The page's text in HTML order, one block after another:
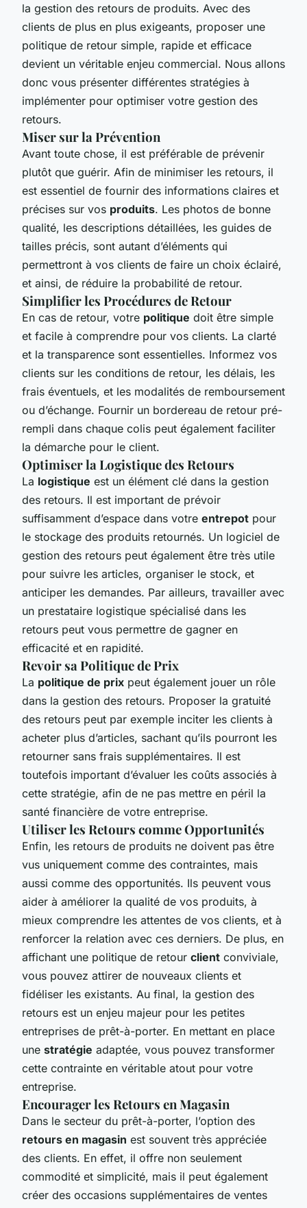
la gestion des retours de produits. Avec des
clients de plus en plus exigeants, proposer une
politique de retour simple, rapide et efficace
devient un véritable enjeu commercial. Nous allons
donc vous présenter différentes stratégies à
implémenter pour optimiser votre gestion des
retours.
Miser sur la Prévention
Avant toute chose, il est préférable de prévenir
plutôt que guérir. Afin de minimiser les retours, il
est essentiel de fournir des informations claires et
précises sur vos produits. Les photos de bonne
qualité, les descriptions détaillées, les guides de
tailles précis, sont autant d’éléments qui
permettront à vos clients de faire un choix éclairé,
et ainsi, de réduire la probabilité de retour.
Simplifier les Procédures de Retour
En cas de retour, votre politique doit être simple
et facile à comprendre pour vos clients. La clarté
et la transparence sont essentielles. Informez vos
clients sur les conditions de retour, les délais, les
frais éventuels, et les modalités de remboursement
ou d’échange. Fournir un bordereau de retour pré-
rempli dans chaque colis peut également faciliter
la démarche pour le client.
Optimiser la Logistique des Retours
La logistique est un élément clé dans la gestion
des retours. Il est important de prévoir
suffisamment d’espace dans votre entrepot pour
le stockage des produits retournés. Un logiciel de
gestion des retours peut également être très utile
pour suivre les articles, organiser le stock, et
anticiper les demandes. Par ailleurs, travailler avec
un prestataire logistique spécialisé dans les
retours peut vous permettre de gagner en
efficacité et en rapidité.
Revoir sa Politique de Prix
La politique de prix peut également jouer un rôle
dans la gestion des retours. Proposer la gratuité
des retours peut par exemple inciter les clients à
acheter plus d’articles, sachant qu’ils pourront les
retourner sans frais supplémentaires. Il est
toutefois important d’évaluer les coûts associés à
cette stratégie, afin de ne pas mettre en péril la
santé financière de votre entreprise.
Utiliser les Retours comme Opportunités
Enfin, les retours de produits ne doivent pas être
vus uniquement comme des contraintes, mais
aussi comme des opportunités. Ils peuvent vous
aider à améliorer la qualité de vos produits, à
mieux comprendre les attentes de vos clients, et à
renforcer la relation avec ces derniers. De plus, en
affichant une politique de retour client conviviale,
vous pouvez attirer de nouveaux clients et
fidéliser les existants. Au final, la gestion des
retours est un enjeu majeur pour les petites
entreprises de prêt-à-porter. En mettant en place
une stratégie adaptée, vous pouvez transformer
cette contrainte en véritable atout pour votre
entreprise.
Encourager les Retours en Magasin
Dans le secteur du prêt-à-porter, l’option des
retours en magasin est souvent très appréciée
des clients. En effet, il offre non seulement
commodité et simplicité, mais il peut également
créer des occasions supplémentaires de ventes